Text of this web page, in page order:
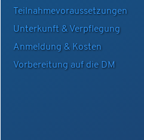
Teilnahmevoraussetzungen
Unterkunft & Verpflegung
Anmeldung & Kosten
Vorbereitung auf die DM